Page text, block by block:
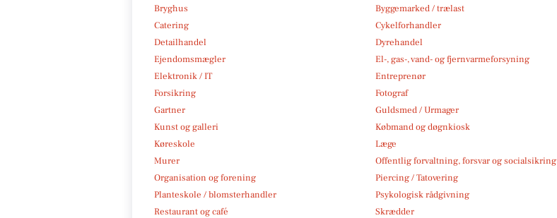
Bryghus
Byggemarked / trælast
Catering
Cykelforhandler
Detailhandel
Dyrehandel
Ejendomsmægler
El-, gas-, vand- og fjernvarmeforsyning
Elektronik / IT
Entreprenør
Forsikring
Fotograf
Gartner
Guldsmed / Urmager
Kunst og galleri
Købmand og døgnkiosk
Køreskole
Læge
Murer
Offentlig forvaltning, forsvar og socialsikring
Organisation og forening
Piercing / Tatovering
Planteskole / blomsterhandler
Psykologisk rådgivning
Restaurant og café
Skrædder